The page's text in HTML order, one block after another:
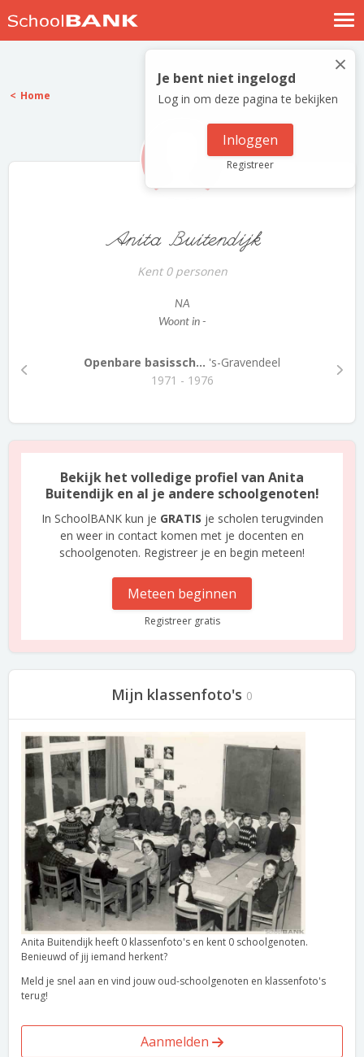
Nostalgische verhalen
Log in
Meld je gratis aan
×
Je bent niet ingelogd
Log in om deze pagina te bekijken
Inloggen
Registreer
Home
Anita Buitendijk
Kent 0 personen
NA
Woont in -
Openbare basissch... 's-Gravendeel
1971 - 1976
Bekijk het volledige profiel van Anita
Buitendijk en al je andere schoolgenoten!
In SchoolBANK kun je GRATIS je scholen terugvinden
en weer in contact komen met je docenten en
schoolgenoten. Registreer je en begin meteen!
Meteen beginnen
Registreer gratis
Mijn klassenfoto's 0
Anita Buitendijk heeft 0 klassenfoto's en kent 0 schoolgenoten.
Benieuwd of jij iemand herkent?
Meld je snel aan en vind jouw oud-schoolgenoten en klassenfoto's
terug!
Aanmelden